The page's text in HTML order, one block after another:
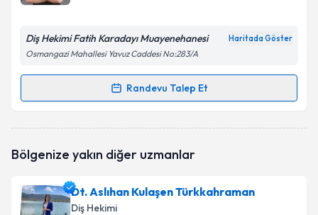
Diş Hekimi Fatih Karadayı Muayenehanesi Haritada Göster
Osmangazi Mahallesi Yavuz Caddesi No:283/A
Randevu Talep Et
Randevu Takvimi Talebi
oluşturun. Size bu uzmandan randevu almanız için bir
E-posta Adresiniz
Bölgenize yakın diğer uzmanlar
Dt. Aslıhan Kulaşen Türkkahraman
Diş Hekimi